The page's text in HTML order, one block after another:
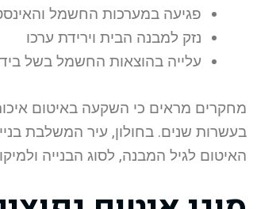
פגיעה במערכות החשמל
נזק למבנה הבית וירידת ערכו
עלייה בהוצאות החשמל בשל
בעשרות שנים. בחולון, עיר המשלבת
האיטום לגיל המבנה, לסוג הבנייה